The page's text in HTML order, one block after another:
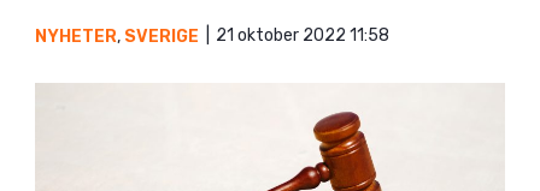
NYHETER, SVERIGE 21 oktober 2022 11:58